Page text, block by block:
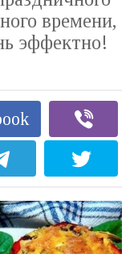
времени,
эффектно!